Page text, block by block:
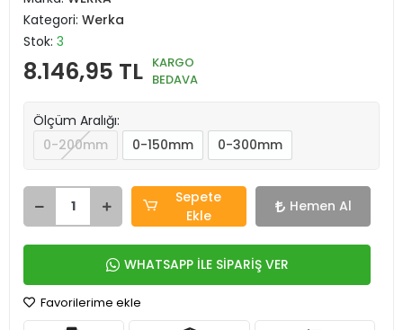
Kategori: Werka
Stok: 3
8.146,95 TL KARGO
BEDAVA
Ölçüm Aralığı:
0-200mm
0-150mm 0-300mm
Sepete
Ekle
Hemen Al
WHATSAPP İLE SİPARİŞ VER
Favorilerime ekle